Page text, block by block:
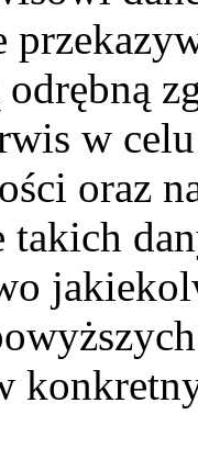
odrębną
w
oraz